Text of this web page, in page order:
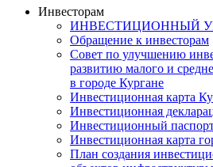
Инвесторам
ИНВЕСТИЦИОННЫЙ
Обращение к инвесторам
Совет по улучшению
развитию малого и
в городе Кургане
Инвестиционная карта
Инвестиционная
Инвестиционный
Инвестиционная карта
План создания